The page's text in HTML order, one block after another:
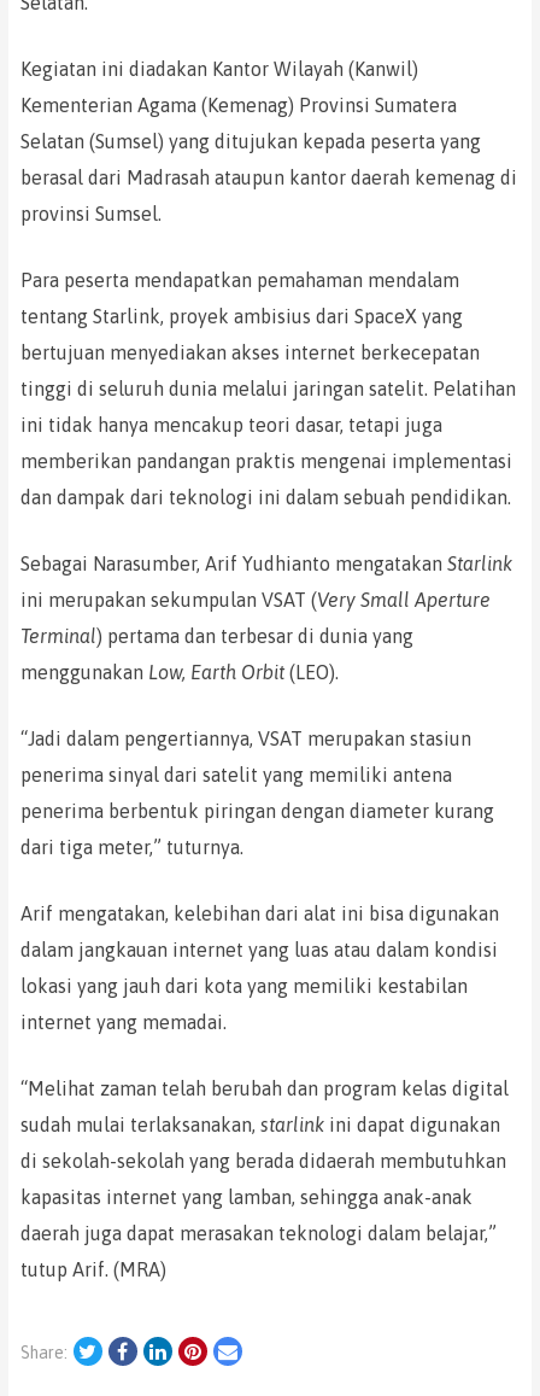
Kegiatan ini diadakan Kantor Wilayah (Kanwil)
Kementerian Agama (Kemenag) Provinsi Sumatera
Selatan (Sumsel) yang ditujukan kepada peserta yang
berasal dari Madrasah ataupun kantor daerah kemenag di
provinsi Sumsel.
Para peserta mendapatkan pemahaman mendalam
tentang Starlink, proyek ambisius dari SpaceX yang
bertujuan menyediakan akses internet berkecepatan
tinggi di seluruh dunia melalui jaringan satelit. Pelatihan
ini tidak hanya mencakup teori dasar, tetapi juga
memberikan pandangan praktis mengenai implementasi
dan dampak dari teknologi ini dalam sebuah pendidikan.
Sebagai Narasumber, Arif Yudhianto mengatakan Starlink
ini merupakan sekumpulan VSAT (Very Small Aperture
Terminal) pertama dan terbesar di dunia yang
menggunakan Low, Earth Orbit(LEO).
“Jadi dalam pengertiannya, VSAT merupakan stasiun
penerima sinyal dari satelit yang memiliki antena
penerima berbentuk piringan dengan diameter kurang
dari tiga meter,” tuturnya.
Arif mengatakan, kelebihan dari alat ini bisa digunakan
dalam jangkauan internet yang luas atau dalam kondisi
lokasi yang jauh dari kota yang memiliki kestabilan
internet yang memadai.
“Melihat zaman telah berubah dan program kelas digital
sudah mulai terlaksanakan, starlinkini dapat digunakan
di sekolah-sekolah yang berada didaerah membutuhkan
kapasitas internet yang lamban, sehingga anak-anak
daerah juga dapat merasakan teknologi dalam belajar,”
tutup Arif. (MRA)
Share: TwitterFacebook
LinkedIn
Pinterest
Email